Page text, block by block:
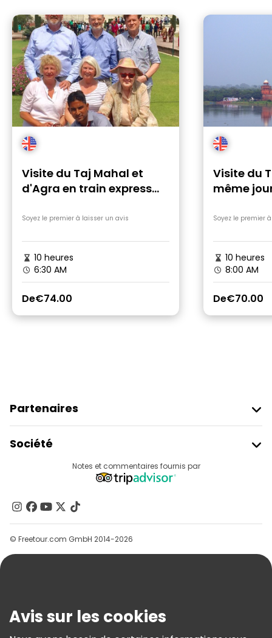
Visite du Taj Mahal et
d'Agra en train express
Soyez le premier à laisser un avis
10 heures
6:30 AM
De€74.00
Visite du
même
Soyez le premier
10 heures
8:00 AM
De€70.00
Partenaires
Connexion Du Fournisseur
Programme D’affiliation
Société
Contactez-Nous
Groupes
Aide
Conditions Générales Et Mentions Légales
Notes et commentaires fournis par
© Freetour.com GmbH 2014-2026
Avis sur les cookies